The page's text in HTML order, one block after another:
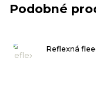
Podobné
Reflexná